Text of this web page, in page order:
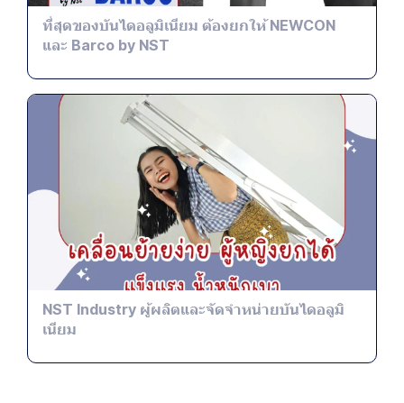
ที่สุดของบันไดอลูมิเนียม ต้องยกให้ NEWCON
และ Barco by NST
NST Industry ผู้ผลิตและจัดจำหน่ายบันไดอลูมิ
เนียม